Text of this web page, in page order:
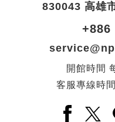
830043 高雄
+886
開館時間
客服專線時間
X(